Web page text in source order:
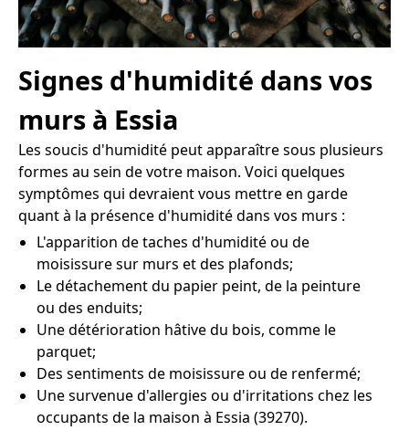
Signes d'humidité dans vos
murs à Essia
Les soucis d'humidité peut apparaître sous plusieurs
formes au sein de votre maison. Voici quelques
symptômes qui devraient vous mettre en garde
quant à la présence d'humidité dans vos murs :
L'apparition de taches d'humidité ou de
moisissure sur murs et des plafonds;
Le détachement du papier peint, de la peinture
ou des enduits;
Une détérioration hâtive du bois, comme le
parquet;
Des sentiments de moisissure ou de renfermé;
Une survenue d'allergies ou d'irritations chez les
occupants de la maison à Essia (39270).